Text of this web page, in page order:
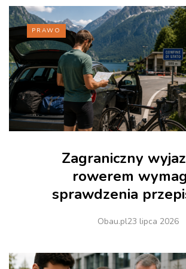
PRAWO
Zagraniczny
rowerem
sprawdzenia
Obau.pl23 lipca 2026